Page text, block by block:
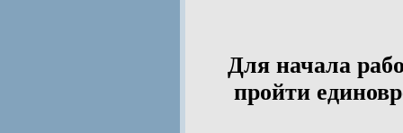
Для начала
пройти